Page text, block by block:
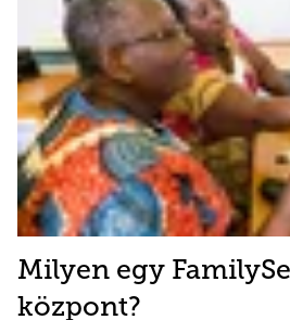
Milyen egy
központ?